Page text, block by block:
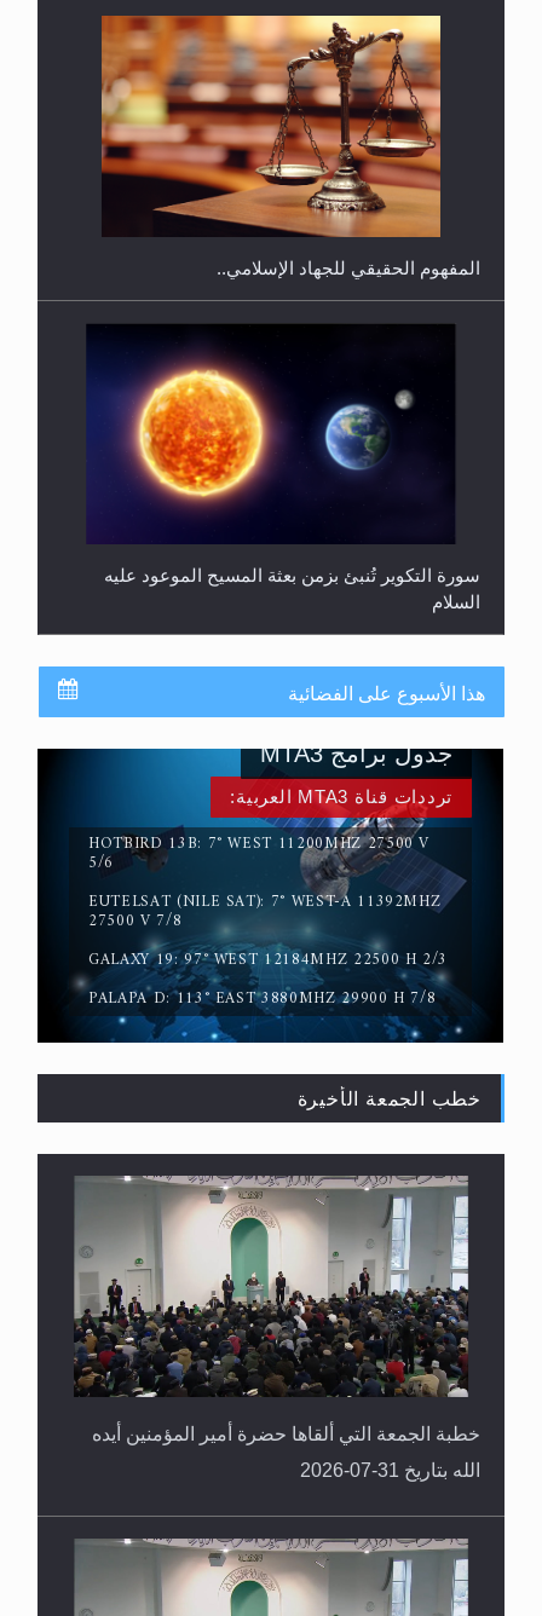
هل يجوز فتح مشروع كوافير نسائي للمحجبات وغير
المحجبات؟
المفهوم الحقيقي للجهاد الإسلامي..
سورة التكوير تُنبئ بزمن بعثة المسيح الموعود عليه
السلام
حقيقة المسيح الدجال
القرآن قاضٍ وحكمٌ على السنة ومهيمنٌ عليها.. ليس
العكس
هذا الأسبوع على الفضائية
ترددات قناة MTA3 العربية:
HOTBIRD 13B: 7° WEST 11200MHZ 27500 V
5/6
EUTELSAT (NILE SAT): 7° WEST-A 11392MHZ
27500 V 7/8
GALAXY 19: 97° WEST 12184MHZ 22500 H 2/3
PALAPA D: 113° EAST 3880MHZ 29900 H 7/8
جدول برامج MTA3
خطب الجمعة الأخيرة
خطبة الجمعة التي ألقاها حضرة أمير المؤمنين أيده
الله بتاريخ 31-07-2026